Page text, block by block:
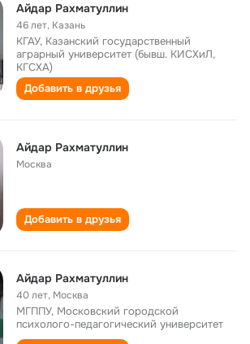
Айдар Рахматуллин
46 лет, Казань
КГАУ, Казанский государственный
аграрный университет (бывш. КИСХиЛ,
КГСХА)
Добавить в друзья
Айдар Рахматуллин
Москва
Добавить в друзья
Айдар Рахматуллин
40 лет, Москва
МГППУ, Московский городской
психолого-педагогический университет